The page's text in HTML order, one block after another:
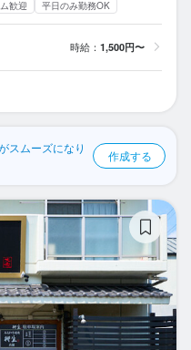
歓迎 平日のみ勤務OK
時給： 1,500円〜
スムーズになり
作成する